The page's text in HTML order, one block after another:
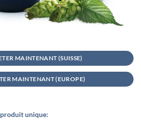
MAINTENANT (SUISSE)
MAINTENANT (EUROPE)
produit unique: